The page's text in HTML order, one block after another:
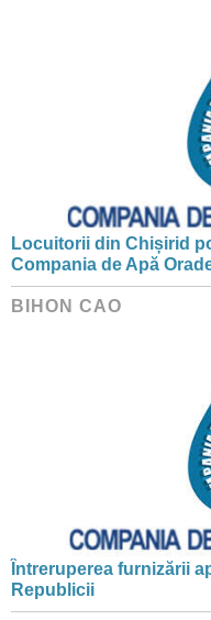
Locuitorii din Chișirid
Compania de Apă
BIHON CAO
Întreruperea furnizării
Republicii